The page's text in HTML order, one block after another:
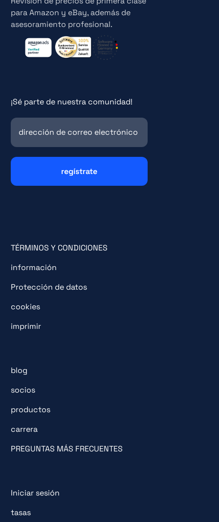
para Amazon y eBay, además de
asesoramiento profesional.
¡Sé parte de nuestra comunidad!
TÉRMINOS Y CONDICIONES
información
Protección de datos
cookies
imprimir
blog
socios
productos
carrera
PREGUNTAS MÁS FRECUENTES
Iniciar sesión
tasas